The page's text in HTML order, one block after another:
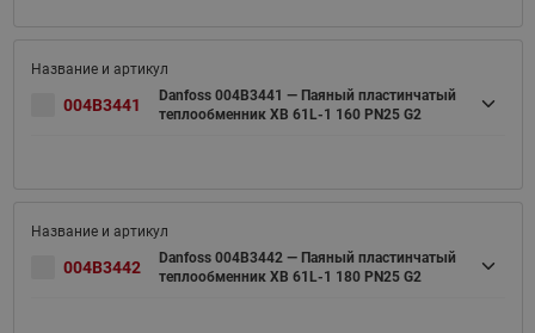
004B3441
Danfoss 004B3441 — Паяный пластинчатый
теплообменник XB 61L-1 160 PN25 G2
004B3442
Danfoss 004B3442 — Паяный пластинчатый
теплообменник XB 61L-1 180 PN25 G2